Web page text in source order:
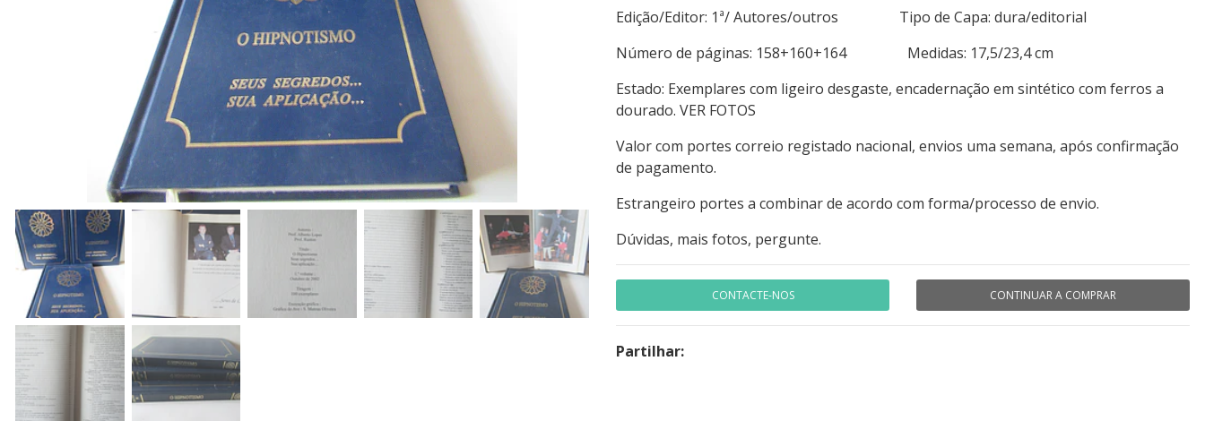
Edição/Editor: 1ª/ Autores/outros Tipo de Capa: dura/editorial
Número de páginas: 158+160+164 Medidas: 17,5/23,4 cm
Estado: Exemplares com ligeiro desgaste, encadernação em sintético com ferros a
dourado. VER FOTOS
Valor com portes correio registado nacional, envios uma semana, após confirmação
de pagamento.
Estrangeiro portes a combinar de acordo com forma/processo de envio.
Dúvidas, mais fotos, pergunte.
CONTACTE-NOS CONTINUAR A COMPRAR
Partilhar: